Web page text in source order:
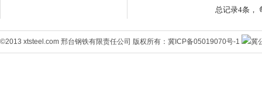
总记录4条，
©2013 xtsteel.com 邢台钢铁有限责任公司 版权所有： 冀ICP备05019070号-1 冀